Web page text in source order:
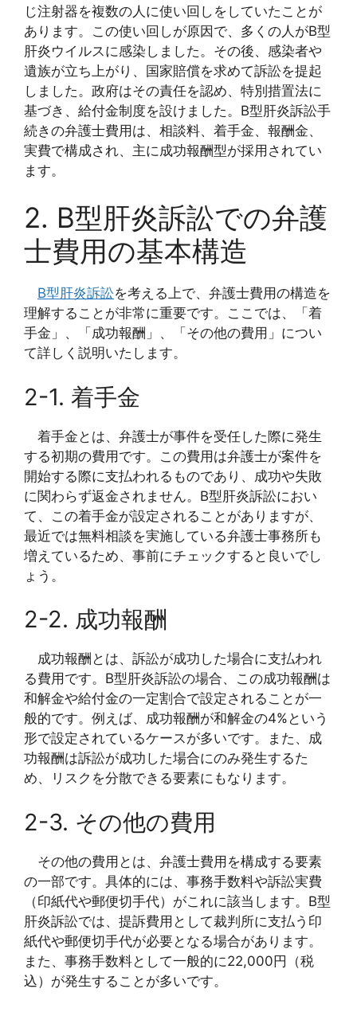
じ注射器を複数の人に使い回しをしていたことが
あります。この使い回しが原因で、多くの人がB型
肝炎ウイルスに感染しました。その後、感染者や
遺族が立ち上がり、国家賠償を求めて訴訟を提起
しました。政府はその責任を認め、特別措置法に
基づき、給付金制度を設けました。B型肝炎訴訟手
続きの弁護士費用は、相談料、着手金、報酬金、
実費で構成され、主に成功報酬型が採用されてい
ます。
2. B型肝炎訴訟での弁護
士費用の基本構造
B型肝炎訴訟を考える上で、弁護士費用の構造を
理解することが非常に重要です。ここでは、「着
手金」、「成功報酬」、「その他の費用」につい
て詳しく説明いたします。
2-1. 着手金
着手金とは、弁護士が事件を受任した際に発生
する初期の費用です。この費用は弁護士が案件を
開始する際に支払われるものであり、成功や失敗
に関わらず返金されません。B型肝炎訴訟におい
て、この着手金が設定されることがありますが、
最近では無料相談を実施している弁護士事務所も
増えているため、事前にチェックすると良いでし
ょう。
2-2. 成功報酬
成功報酬とは、訴訟が成功した場合に支払われ
る費用です。B型肝炎訴訟の場合、この成功報酬は
和解金や給付金の一定割合で設定されることが一
般的です。例えば、成功報酬が和解金の4%という
形で設定されているケースが多いです。また、成
功報酬は訴訟が成功した場合にのみ発生するた
め、リスクを分散できる要素にもなります。
2-3. その他の費用
その他の費用とは、弁護士費用を構成する要素
の一部です。具体的には、事務手数料や訴訟実費
（印紙代や郵便切手代）がこれに該当します。B型
肝炎訴訟では、提訴費用として裁判所に支払う印
紙代や郵便切手代が必要となる場合があります。
また、事務手数料として一般的に22,000円（税
込）が発生することが多いです。